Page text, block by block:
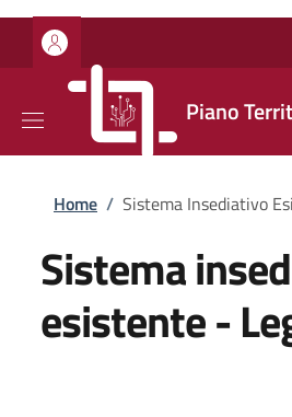
Salta al contenuto principale
Skip to footer content
Piano
Briciole di pane
Home / Sistema Insediativo
Sistema
esistente -